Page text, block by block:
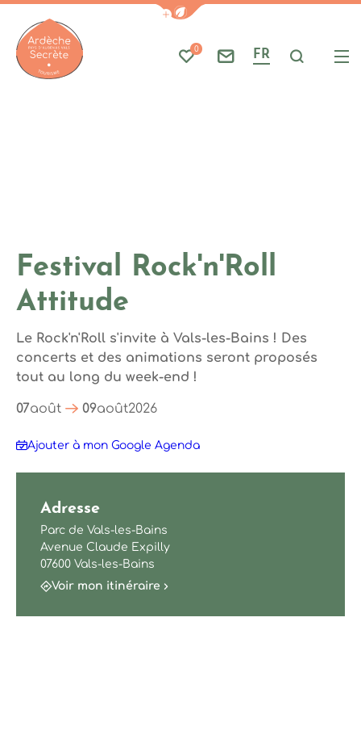
Afficher la barre de
Mes favoris
0
Nous contacter
FR Je
Festival Rock'n'Roll
Attitude
Le Rock'n'Roll s'invite à Vals-les-Bains ! Des
concerts et des animations seront proposés
tout au long du week-end !
Photo 1, © Photo de
07août 09août2026
Ajouter à mon Google Agenda
Adresse
Parc de Vals-les-Bains
Avenue Claude Expilly
07600 Vals-les-Bains
Voir mon itinéraire